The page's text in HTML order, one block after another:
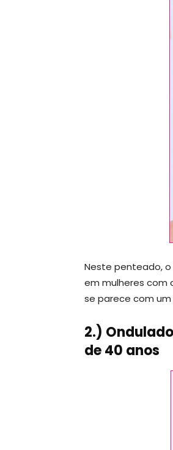
Neste penteado,
em mulheres com
se parece com
2.)
de 40 anos